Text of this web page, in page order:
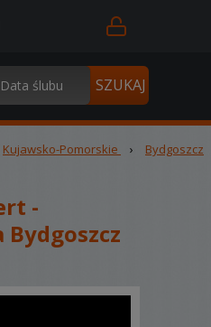
Kujawsko-Pomorskie › Bydgoszcz
-